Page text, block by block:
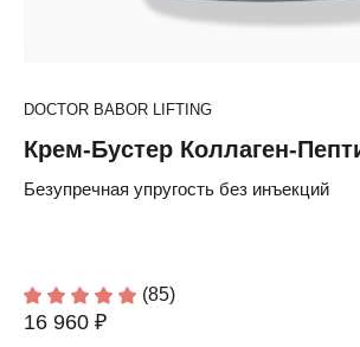
DOCTOR BABOR LIFTING
Крем-Бустер Коллаген-
Безупречная упругость без инъекций
(85)
16 960 ₽